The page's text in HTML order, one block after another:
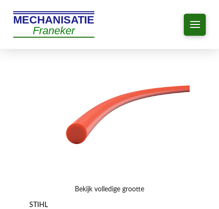
MECHANISATIE
Franeker
Bekijk volledige grootte
STIHL